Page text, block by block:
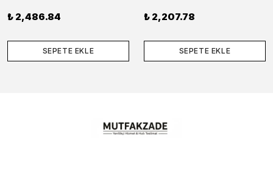
₺ 2,486.84
SEPETE EKLE
₺ 2,207.78
SEPETE EKLE